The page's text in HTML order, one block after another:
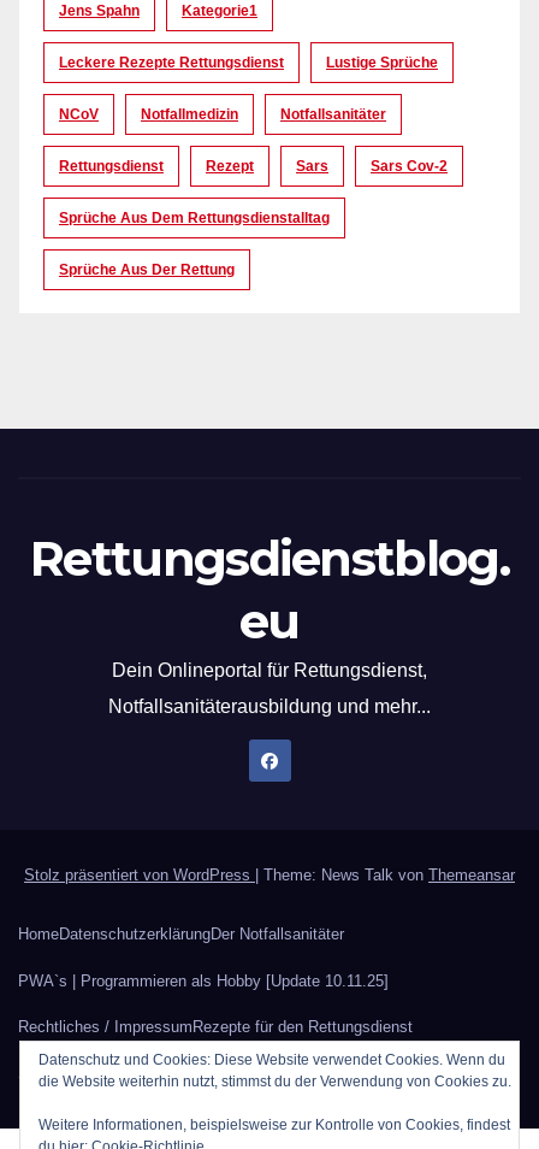
Jens Spahn Kategorie1
Leckere Rezepte Rettungsdienst Lustige Sprüche
NCoV Notfallmedizin Notfallsanitäter
Rettungsdienst Rezept Sars Sars Cov-2
Sprüche Aus Dem Rettungsdienstalltag
Sprüche Aus Der Rettung
Rettungsdienstblog.
eu
Dein Onlineportal für Rettungsdienst,
Notfallsanitäterausbildung und mehr...
Stolz präsentiert von WordPress Theme: News Talk von Themeansar
HomeDatenschutzerklärungDer Notfallsanitäter
PWA`s | Programmieren als Hobby [Update 10.11.25]
Rechtliches / Impressum Rezepte für den Rettungsdienst
SauerstoffberechnungWerbung auf Rettungsdienstblog.eu
Datenschutz und Cookies: Diese Website verwendet Cookies. Wenn du
die Website weiterhin nutzt, stimmst du der Verwendung von Cookies zu.
Weitere Informationen, beispielsweise zur Kontrolle von Cookies, findest